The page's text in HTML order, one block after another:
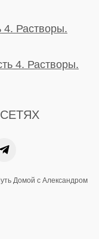
4. Растворы.
4. Растворы.
Домой с Александром